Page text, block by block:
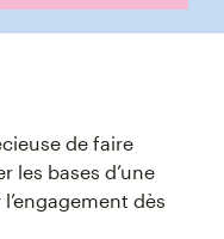
de faire
les bases d’une
dès